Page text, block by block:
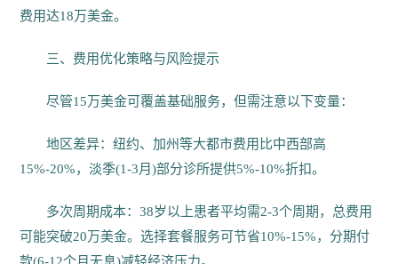
费用达18万美金。
三、费用优化策略与风险提示
尽管15万美金可覆盖基础服务，但需注意以下变量：
地区差异：纽约、加州等大都市费用比中西部高
15%-20%，淡季(1-3月)部分诊所提供5%-10%折扣。
多次周期成本：38岁以上患者平均需2-3个周期，总费用
可能突破20万美金。选择套餐服务可节省10%-15%，分期付